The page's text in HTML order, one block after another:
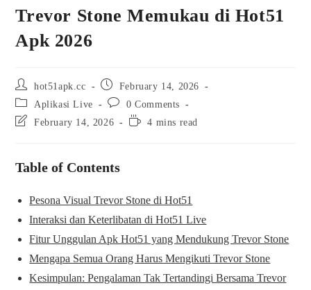
Trevor Stone Memukau di Hot51
Apk 2026
hot51apk.cc
February 14, 2026
Aplikasi Live
0 Comments
February 14, 2026
4 mins read
Table of Contents
Pesona Visual Trevor Stone di Hot51
Interaksi dan Keterlibatan di Hot51 Live
Fitur Unggulan Apk Hot51 yang Mendukung Trevor Stone
Mengapa Semua Orang Harus Mengikuti Trevor Stone
Kesimpulan: Pengalaman Tak Tertandingi Bersama Trevor